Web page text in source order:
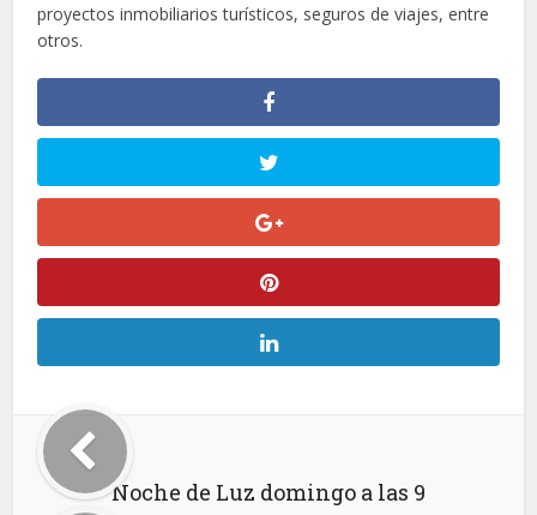
proyectos inmobiliarios turísticos, seguros de viajes, entre
otros.
Noche de Luz domingo a las 9